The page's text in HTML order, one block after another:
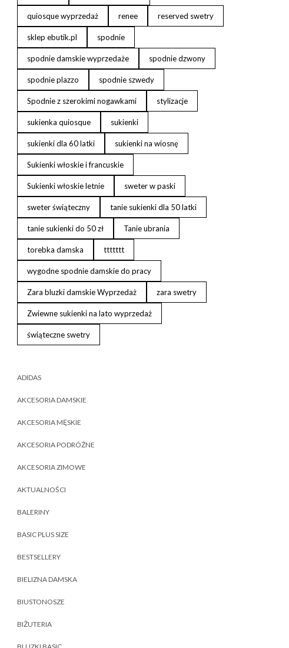
quiosque wyprzedaż renee reserved swetry
sklep ebutik.pl spodnie
spodnie damskie wyprzedaże spodnie dzwony
spodnie plazzo spodnie szwedy
Spodnie z szerokimi nogawkami stylizacje
sukienka quiosque sukienki
sukienki dla 60 latki sukienki na wiosnę
Sukienki włoskie i francuskie
Sukienki włoskie letnie sweter w paski
sweter świąteczny tanie sukienki dla 50 latki
tanie sukienki do 50 zł Tanie ubrania
torebka damska ttttttt
wygodne spodnie damskie do pracy
Zara bluzki damskie Wyprzedaż zara swetry
Zwiewne sukienki na lato wyprzedaż
świąteczne swetry
ADIDAS
AKCESORIA DAMSKIE
AKCESORIA MĘSKIE
AKCESORIA PODRÓŻNE
AKCESORIA ZIMOWE
AKTUALNOŚCI
BALERINY
BASIC PLUS SIZE
BESTSELLERY
BIELIZNA DAMSKA
BIUSTONOSZE
BIŻUTERIA